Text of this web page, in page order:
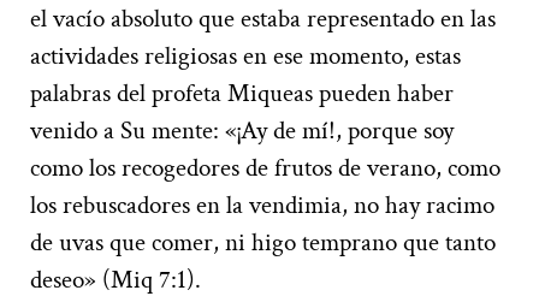
el vacío absoluto que estaba representado en las
actividades religiosas en ese momento, estas
palabras del profeta Miqueas pueden haber
venido a Su mente: «¡Ay de mí!, porque soy
como los recogedores de frutos de verano, como
los rebuscadores en la vendimia, no hay racimo
de uvas que comer, ni higo temprano que tanto
deseo» (Miq 7:1).